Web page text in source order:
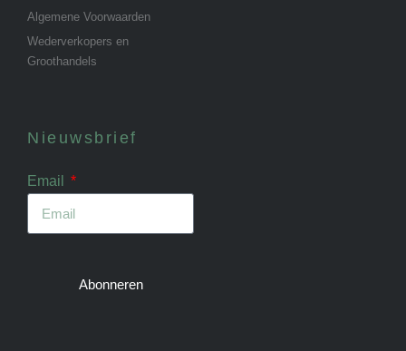
Algemene Voorwaarden
Wederverkopers en
Groothandels
Nieuwsbrief
Email
Abonneren